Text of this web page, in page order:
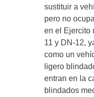
sustituir a
pero no
en el Ejercito
11 y DN-12,
como un
ligero
entran en la
blindados